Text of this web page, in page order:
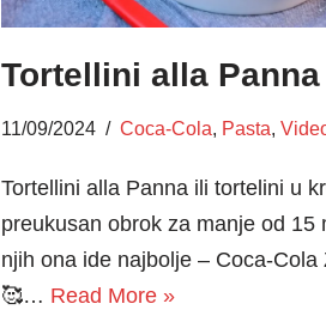
Tortellini alla
11/09/2024 Coca-Cola, Pasta,
Tortellini alla Panna ili tortelini u
preukusan obrok za manje od 15
njih ona ide najbolje – Coca-Cola
🥰… Read More »